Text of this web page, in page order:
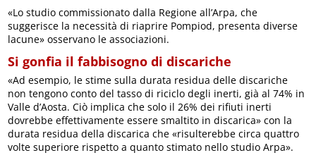
«Lo studio commissionato dalla Regione all’Arpa, che
suggerisce la necessità di riaprire Pompiod, presenta diverse
lacune» osservano le associazioni.
Si gonfia il fabbisogno di discariche
«Ad esempio, le stime sulla durata residua delle discariche
non tengono conto del tasso di riciclo degli inerti, già al 74% in
Valle d’Aosta. Ciò implica che solo il 26% dei rifiuti inerti
dovrebbe effettivamente essere smaltito in discarica» con la
durata residua della discarica che «risulterebbe circa quattro
volte superiore rispetto a quanto stimato nello studio Arpa».